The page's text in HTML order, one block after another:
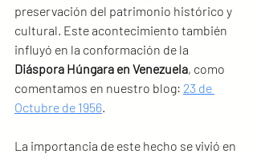
preservación del patrimonio histórico y
cultural. Este acontecimiento también
influyó en la conformación de la
Diáspora Húngara en Venezuela, como
comentamos en nuestro blog: 23 de
Octubre de 1956.
La importancia de este hecho se vivió en